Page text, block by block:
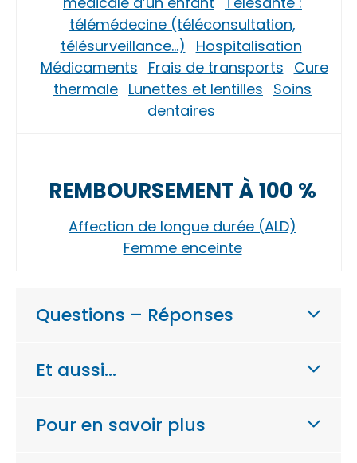
télémédecine (téléconsultation,
télésurveillance…)
Hospitalisation
Médicaments Frais de transports Cure
thermale Lunettes et lentilles Soins
dentaires
REMBOURSEMENT À 100 %
Affection de longue durée (ALD)
Femme enceinte
Questions – Réponses
Et aussi…
Pour en savoir plus